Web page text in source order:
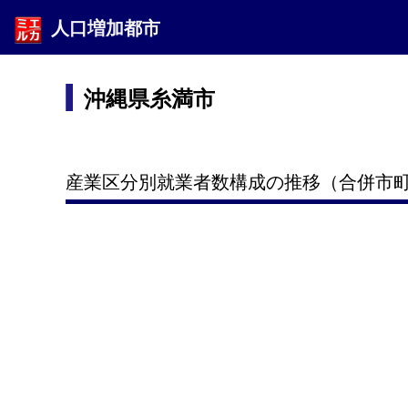
人口増加都市
沖縄県糸満市
産業区分別就業者数構成の推移（合併市